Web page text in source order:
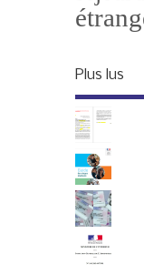
Plus lus